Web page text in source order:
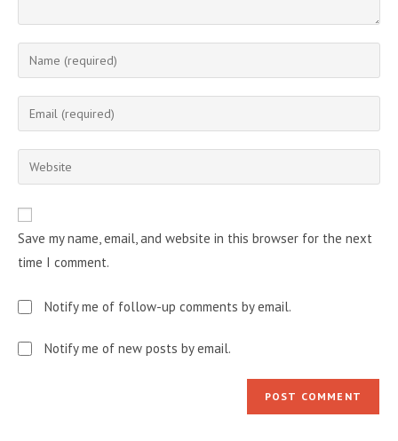
Enter
your
name
comment
Enter
your
email
address
Enter
your
URL
(optional)
Save my name, email, and website in this browser for the next
time I comment.
Notify me of follow-up comments by email.
Notify me of new posts by email.